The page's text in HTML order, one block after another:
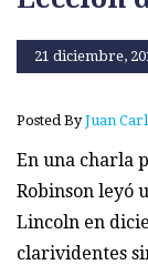
21 diciembre,
Posted ByJuan
En una charla
Robinson leyó
Lincoln en
clarividentes